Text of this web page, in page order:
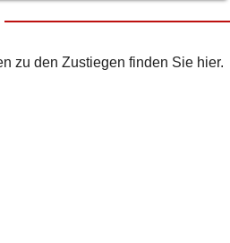
zu den Zustiegen finden Sie hier.